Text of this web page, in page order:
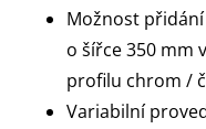
Možnost
o šířce 350 mm
profilu chrom /
Variabilní